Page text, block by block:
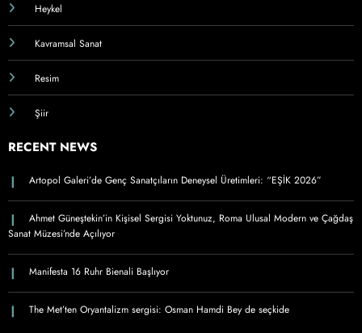
Heykel
Kavramsal Sanat
Resim
Şiir
RECENT NEWS
Artopol Galeri’de Genç Sanatçıların Deneysel Üretimleri: “EŞİK 2026”
Ahmet Güneştekin’in Kişisel Sergisi Yoktunuz, Roma Ulusal Modern ve Çağdaş
Sanat Müzesi’nde Açılıyor
Manifesta 16 Ruhr Bienali Başlıyor
The Met’ten Oryantalizm sergisi: Osman Hamdi Bey de seçkide